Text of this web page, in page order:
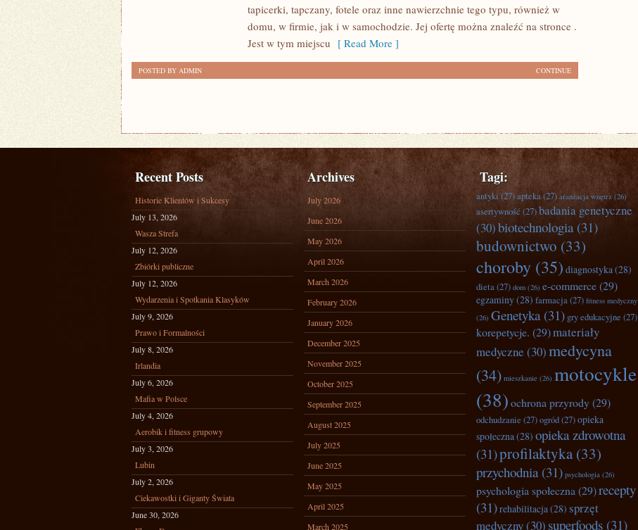
tapicerki, tapczany, fotele oraz inne nawierzchnie tego typu, również w
domu, w firmie, jak i w samochodzie. Jej ofertę można znaleźć na stronce .
Jest w tym miejscu [ Read More ]
CONTINUE
POSTED BY ADMIN
Recent Posts
Historie Klientów i Sukcesy
July 13, 2026
Wasza Strefa
July 12, 2026
Zbiórki publiczne
July 12, 2026
Wydarzenia i Spotkania Klasyków
July 9, 2026
Prawo i Formalności
July 8, 2026
Irlandia
July 6, 2026
Mafia w Polsce
July 4, 2026
Aerobik i fitness grupowy
July 3, 2026
Lubin
July 2, 2026
Ciekawostki i Giganty Świata
June 30, 2026
Archives
July 2026
June 2026
May 2026
April 2026
March 2026
February 2026
January 2026
December 2025
November 2025
October 2025
September 2025
August 2025
July 2025
June 2025
May 2025
April 2025
March 2025
Tagi:
antyki(27)apteka(27) aranżacja wnętrz (26)
asertywność (27)badania genetyczne
(30)biotechnologia(31)
budownictwo (33)
choroby (35) diagnostyka(28)
dieta(27) dom (26) e-commerce(29)
egzaminy(28) farmacja(27) fitness medyczny
(26) Genetyka(31) gry edukacyjne (27)
korepetycje. (29)materiały
medyczne (30)medycyna
(34) mieszkanie (26) motocykle
(38)ochrona przyrody(29)
odchudzanie (27)ogród(27)opieka
społeczna(28) opieka zdrowotna
(31)profilaktyka(33)
przychodnia(31) psychologia (26)
psychologia społeczna (29)recepty
(31)rehabilitacja(28) sprzęt
medyczny(30) superfoods (31)